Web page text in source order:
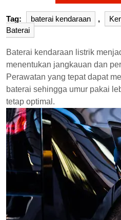
Tag: baterai kendaraan ,
Baterai
Baterai kendaraan listrik
menentukan jangkauan dan
Perawatan yang tepat dapat
baterai sehingga umur pakai
tetap optimal.